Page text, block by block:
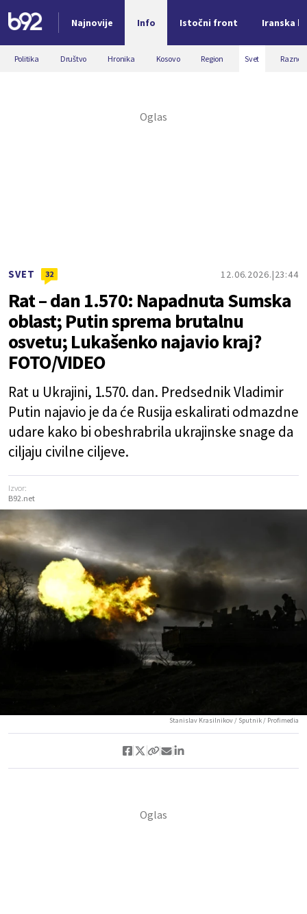
Najnovije Info Istočni front Iranska
Nova vest
Politika Društvo Hronika Kosovo Region Svet Razno
SVET 32 12.06.2026. 23:44
Rat – dan 1.570: Napadnuta Sumska
oblast; Putin sprema brutalnu
osvetu; Lukašenko najavio kraj?
FOTO/VIDEO
Rat u Ukrajini, 1.570. dan. Predsednik Vladimir
Putin najavio je da će Rusija eskalirati odmazdne
udare kako bi obeshrabrila ukrajinske snage da
ciljaju civilne ciljeve.
Izvor:
B92.net
Stanislav Krasilnikov / Sputnik / Profimedia